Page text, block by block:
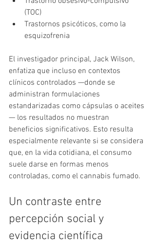
(TOC)
Trastornos psicóticos, como la
esquizofrenia
El investigador principal, Jack Wilson,
enfatiza que incluso en contextos
clínicos controlados —donde se
administran formulaciones
estandarizadas como cápsulas o aceites
— los resultados no muestran
beneficios significativos. Esto resulta
especialmente relevante si se considera
que, en la vida cotidiana, el consumo
suele darse en formas menos
controladas, como el cannabis fumado.
Un contraste entre
percepción social y
evidencia científica